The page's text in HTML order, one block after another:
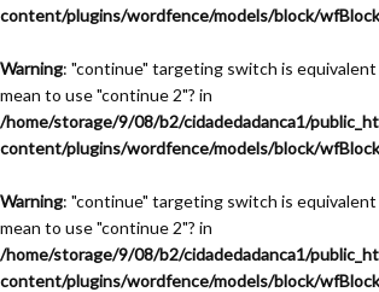
content/plugins/wordfence/models/block/
Warning: "continue" targeting switch is equivalent
mean to use "continue 2"? in
/home/storage/9/08/b2/cidadedadanca1/
content/plugins/wordfence/models/block/
Warning: "continue" targeting switch is equivalent
mean to use "continue 2"? in
/home/storage/9/08/b2/cidadedadanca1/
content/plugins/wordfence/models/block/